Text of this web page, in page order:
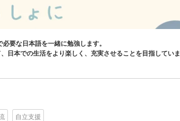
要な日本語を一緒に勉強します。
日本での生活をより楽しく、充実させることを目指していま
自立支援